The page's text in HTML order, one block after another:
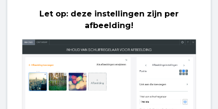
Let op: deze instellingen zijn per
afbeelding!